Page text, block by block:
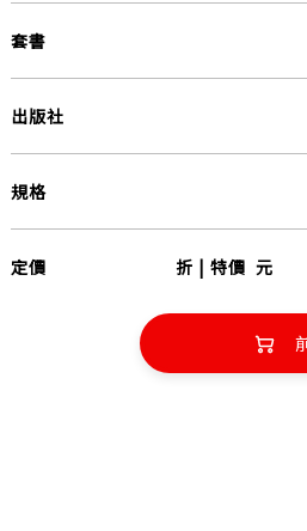
套書
出版社
規格
定價 折 | 特價 元